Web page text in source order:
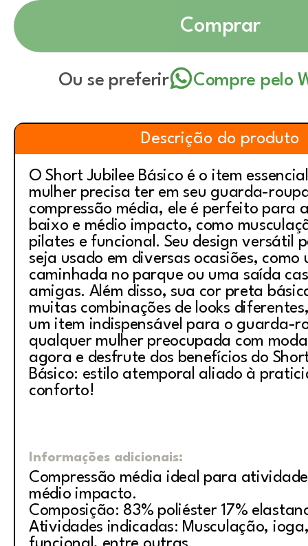
Comprar
Ou se preferir Compre pelo
Descrição do produto
O Short Jubilee Básico é o item
mulher precisa ter em seu guarda-
compressão média, ele é perfeito para
baixo e médio impacto, como
pilates e funcional. Seu design versátil
seja usado em diversas ocasiões, como
caminhada no parque ou uma saída
amigas. Além disso, sua cor preta
muitas combinações de looks
um item indispensável para o guarda-
qualquer mulher preocupada com
agora e desfrute dos benefícios do
Básico: estilo atemporal aliado à
conforto!
Informações adicionais:
Compressão média ideal para
médio impacto.
Composição: 83% poliéster 17%
Atividades indicadas: Musculação,